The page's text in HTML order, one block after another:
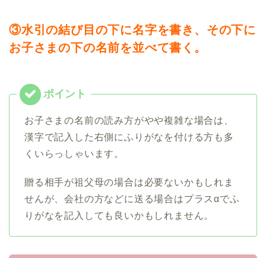
③水引の結び目の下に名字を書き、その下に
お子さまの下の名前を並べて書く。
お子さまの名前の読み方がやや複雑な場合は、
漢字で記入した右側にふりがなを付ける方も多
くいらっしゃいます。
贈る相手が祖父母の場合は必要ないかもしれま
せんが、会社の方などに送る場合はプラスαでふ
りがなを記入しても良いかもしれません。